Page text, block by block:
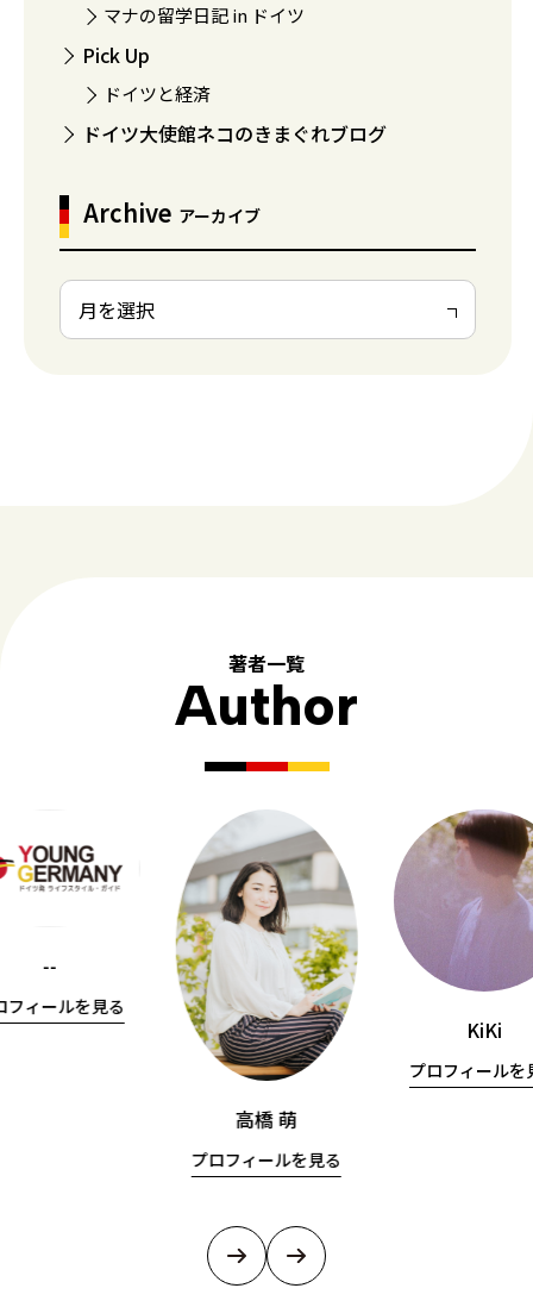
マナの留学日記 in ドイツ
Pick Up
ドイツと経済
ドイツ大使館ネコのきまぐれブログ
Archive アーカイブ
著者一覧
Author
--
フィールを見る
高橋 萌
プロフィールを見る
KiKi
プロフィールを